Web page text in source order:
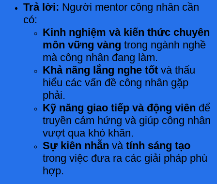
Trả lời: Người mentor công nhân cần
có:
Kinh nghiệm và kiến thức chuyên
môn vững vàng trong ngành nghề
mà công nhân đang làm.
Khả năng lắng nghe tốt và thấu
hiểu các vấn đề công nhân gặp
phải.
Kỹ năng giao tiếp và động viên để
truyền cảm hứng và giúp công nhân
vượt qua khó khăn.
Sự kiên nhẫn và tính sáng tạo
trong việc đưa ra các giải pháp phù
hợp.